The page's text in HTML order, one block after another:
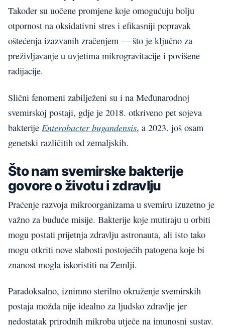
Također su uočene promjene koje omogućuju bolju
otpornost na oksidativni stres i efikasniji popravak
oštećenja izazvanih zračenjem — što je ključno za
preživljavanje u uvjetima mikrogravitacije i povišene
radijacije.
Slični fenomeni zabilježeni su i na Međunarodnoj
svemirskoj postaji, gdje je 2018. otkriveno pet sojeva
bakterije Enterobacter bugandensis, a 2023. još osam
genetski različitih od zemaljskih.
Što nam svemirske bakterije
govore o životu i zdravlju
Praćenje razvoja mikroorganizama u svemiru izuzetno je
važno za buduće misije. Bakterije koje mutiraju u orbiti
mogu postati prijetnja zdravlju astronauta, ali isto tako
mogu otkriti nove slabosti postojećih patogena koje bi
znanost mogla iskoristiti na Zemlji.
Paradoksalno, iznimno sterilno okruženje svemirskih
postaja možda nije idealno za ljudsko zdravlje jer
nedostatak prirodnih mikroba utječe na imunosni sustav.